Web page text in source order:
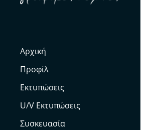
Αρχική
Προφίλ
Εκτυπώσεις
U/V Εκτυπώσεις
Συσκευασία